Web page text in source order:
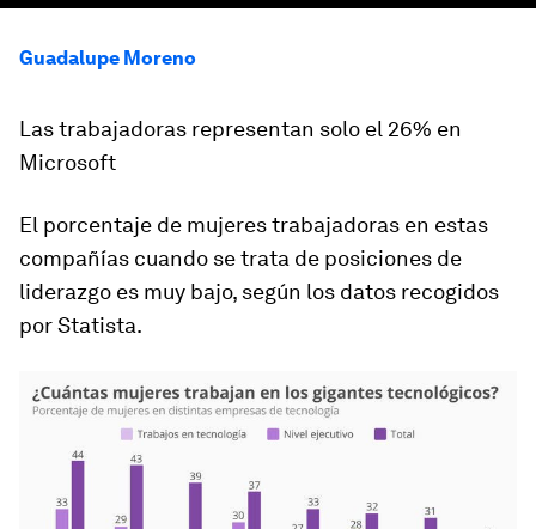
Guadalupe Moreno
Las trabajadoras representan solo el 26% en
Microsoft
El porcentaje de mujeres trabajadoras en estas
compañías cuando se trata de posiciones de
liderazgo es muy bajo, según los datos recogidos
por Statista.